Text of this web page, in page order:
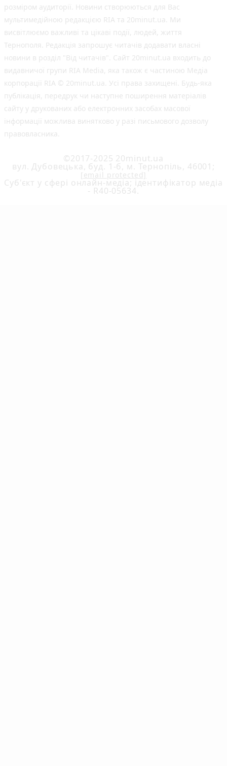
розміром аудиторії. Новини створюються для Вас
мультимедійною редакцією RIA та 20minut.ua. Ми
висвітлюємо важливі та цікаві події, людей, життя
Тернополя. Редакція запрошує читачів додавати власні
новини в розділ "Від читачів". Сайт 20minut.ua входить до
видавничої групи RIA Media, яка також є частиною Медіа
корпорації RIA © 20minut.ua. Усі права захищені. Будь-яка
публiкацiя, передрук чи наступне поширення матеріалів
сайту у друкованих або електронних засобах масової
інформації можлива винятково у разі письмового дозволу
правовласника.
©2017-2025 20minut.ua
вул. Дубовецька, буд. 1-б, м. Тернопіль, 46001;
[email protected]
Cуб'єкт у сфері онлайн-медіа; ідентифікатор медіа
- R40-05634.